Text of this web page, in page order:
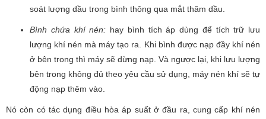
soát lượng dầu trong bình thông qua mắt thăm dầu.
Bình chứa khí nén: hay bình tích áp dùng để tích trữ lưu
lượng khí nén mà máy tạo ra. Khi bình được nạp đầy khí nén
ở bên trong thì máy sẽ dừng nạp. Và ngược lại, khi lưu lượng
bên trong không đủ theo yêu cầu sử dụng, máy nén khí sẽ tự
động nạp thêm vào.
Nó còn có tác dụng điều hòa áp suất ở đầu ra, cung cấp khí nén